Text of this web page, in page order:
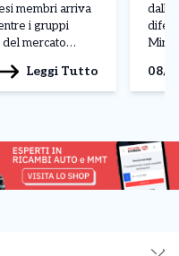
membri arriva
i gruppi
del mercato
un ruolo
Leggi Tutto 08/